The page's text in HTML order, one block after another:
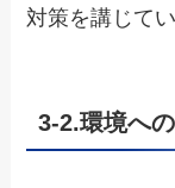
対策を講じてい
3-2.環境へ